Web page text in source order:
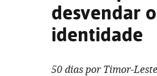
desvendar
identidade
50 dias por Timor-